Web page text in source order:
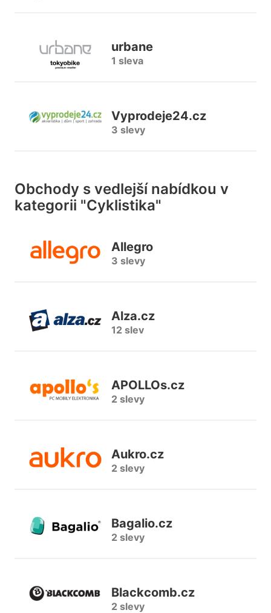
urbane
1 sleva
Vyprodeje24.cz
3 slevy
Obchody s vedlejší nabídkou v
kategorii "Cyklistika"
Allegro
3 slevy
Alza.cz
12 slev
APOLLOs.cz
2 slevy
Aukro.cz
2 slevy
Bagalio.cz
2 slevy
Blackcomb.cz
2 slevy